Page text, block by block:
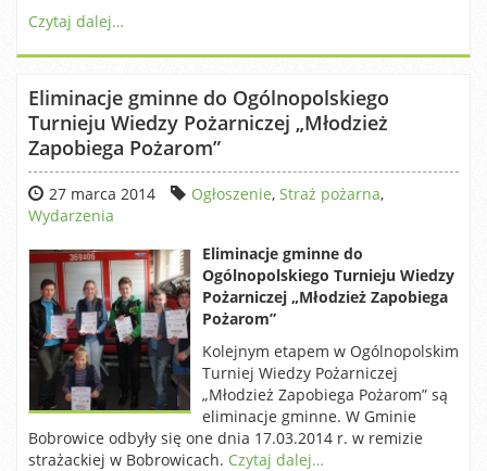
Czytaj dalej…
Eliminacje gminne do Ogólnopolskiego
Turnieju Wiedzy Pożarniczej „Młodzież
Zapobiega Pożarom”
27 marca 2014 Ogłoszenie, Straż pożarna,
Wydarzenia
Eliminacje gminne do
Ogólnopolskiego Turnieju Wiedzy
Pożarniczej „Młodzież Zapobiega
Pożarom”
Kolejnym etapem w Ogólnopolskim
Turniej Wiedzy Pożarniczej
„Młodzież Zapobiega Pożarom” są
eliminacje gminne. W Gminie
Bobrowice odbyły się one dnia 17.03.2014 r. w remizie
strażackiej w Bobrowicach. Czytaj dalej…